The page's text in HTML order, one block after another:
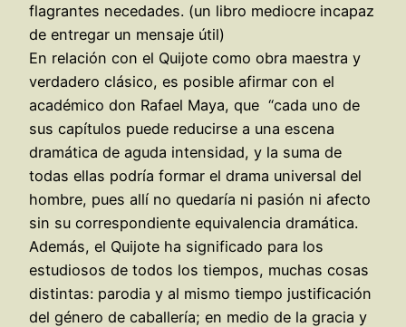
flagrantes necedades. (un libro mediocre incapaz
de entregar un mensaje útil)
En relación con el Quijote como obra maestra y
verdadero clásico, es posible afirmar con el
académico don Rafael Maya, que “cada uno de
sus capítulos puede reducirse a una escena
dramática de aguda intensidad, y la suma de
todas ellas podría formar el drama universal del
hombre, pues allí no quedaría ni pasión ni afecto
sin su correspondiente equivalencia dramática.
Además, el Quijote ha significado para los
estudiosos de todos los tiempos, muchas cosas
distintas: parodia y al mismo tiempo justificación
del género de caballería; en medio de la gracia y